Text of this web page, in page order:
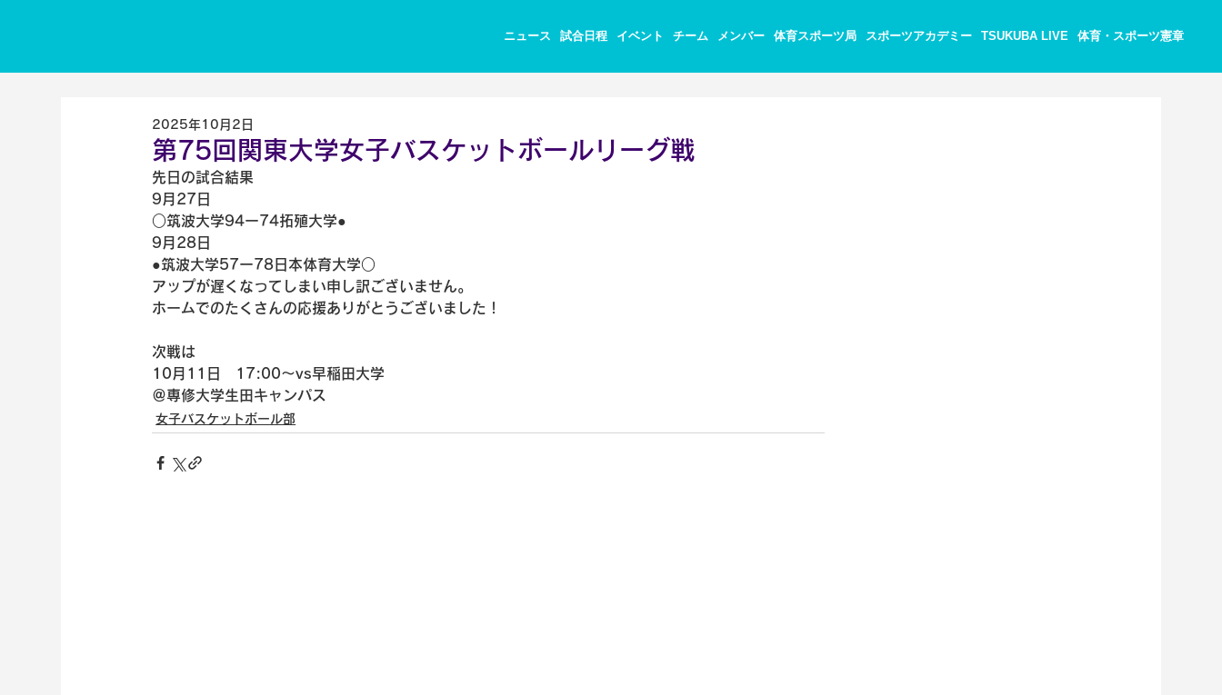
ニュース 試合日程 イベント チーム メンバー 体育スポーツ局 スポーツアカデミー TSUKUBA LIVE 体育・スポーツ憲章
第75回関東大学女子バスケットボールリーグ戦
2025年10月2日
先日の試合結果
9月27日
○筑波大学94ー74拓殖大学●
9月28日
●筑波大学57ー78日本体育大学○
アップが遅くなってしまい申し訳ございません。
ホームでのたくさんの応援ありがとうございました！
次戦は
10月11日　17:00〜vs早稲田大学
＠専修大学生田キャンパス
女子バスケットボール部